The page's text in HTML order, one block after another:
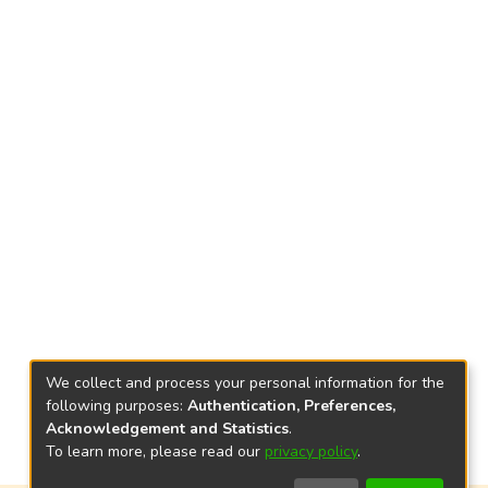
We collect and process your personal information for the
following purposes: Authentication, Preferences,
Acknowledgement and Statistics.
To learn more, please read our privacy policy.